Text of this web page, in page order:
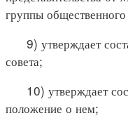
группы общественного
9) утверждает
совета;
10) утверждает
положение о нем;